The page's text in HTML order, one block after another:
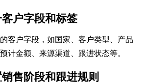
户字段和标签
客户字段，如国家、客户类型、产品
计金额、来源渠道、跟进状态等。
售阶段和跟进规则